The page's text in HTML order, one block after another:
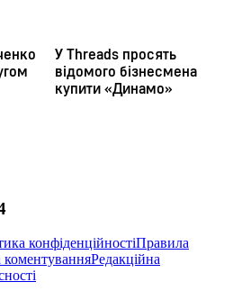
конфіденційностіПравила
Редакційна